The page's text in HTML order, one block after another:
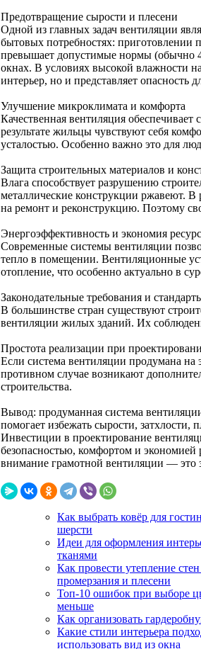
Предотвращение сырости и плесени
Одной из главных задач вентиляции
бытовых потребностях:
превышает допустимые нормы (обычно
окнах. В условиях высокой влажности
интерьер, но и представляет опасность
Улучшение микроклимата и комфорта
Качественная вентиляция
результате жильцы чувствуют себя
усталостью. Особенно важно это для
Защита строительных материалов и
Влага способствует разрушению
металлические конструкции ржавеют. В
на ремонт и реконструкцию. Поэтому
Энергоэффективность и экономия
Современные системы вентиляции
тепло в помещении. Вентиляционные
отопление, что особенно актуально в
Законодательные требования и
В большинстве стран существуют
вентиляции жилых зданий. Их
Простота реализации при
Если система вентиляции продумана на
противном случае возникают
строительства.
Вывод: продуманная система
помогает избежать сырости,
Инвестиции в проектирование
безопасностью, комфортом и экономией
внимание грамотной вентиляции — это
Как выбрать ковёр для
шерсти
Идеи для оформления
тканями
Как провести утепление
промерзания и плесени
Топ-10 ошибок при выборе
меньше
Как организовать
Какие стили интерьера
использовать вид из окна